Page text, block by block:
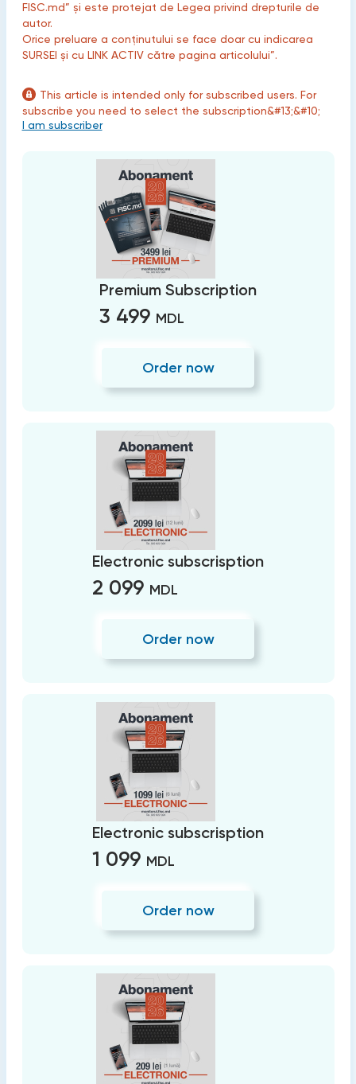
FISC.md” și este protejat de Legea privind drepturile de
autor.
Orice preluare a conținutului se face doar cu indicarea
SURSEI și cu LINK ACTIV către pagina articolului”.
This article is intended only for subscribed users. For
subscribe you need to select the subscription&#13;&#10;
I am subscriber
Premium Subscription
3 499 MDL
Order now
Electronic subscrisption
2 099 MDL
Order now
Electronic subscrisption
1 099 MDL
Order now